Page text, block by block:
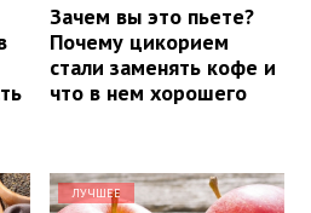
Зачем вы это пьете?
Почему цикорием
стали заменять кофе и
что в нем хорошего
ЛУЧШЕЕ